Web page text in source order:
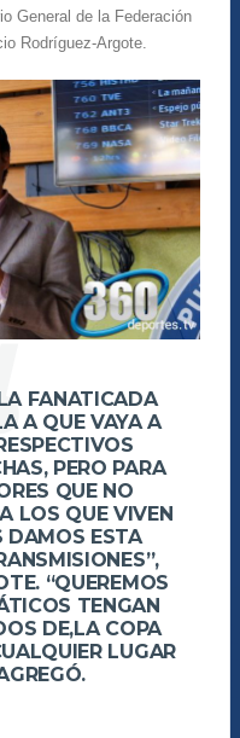
General de la Federación
Rodríguez-Argote.
FANATICADA
A QUE VAYA A
PERO PARA
QUE NO
LOS QUE VIVEN
DAMOS ESTA
“QUEREMOS
TENGAN
DE,LA COPA
LUGAR